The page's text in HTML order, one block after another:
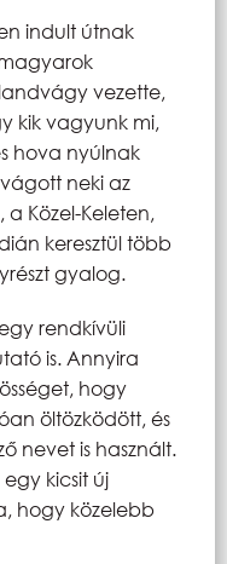
indult útnak
vezette,
kik vagyunk mi,
hova nyúlnak
neki az
a Közel-Keleten,
keresztül több
gyalog.
rendkívüli
is. Annyira
hogy
öltözködött, és
nevet is használt.
kicsit új
hogy közelebb